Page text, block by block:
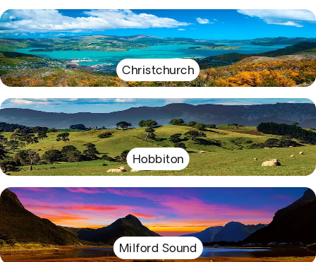
Christchurch
Hobbiton
Milford Sound